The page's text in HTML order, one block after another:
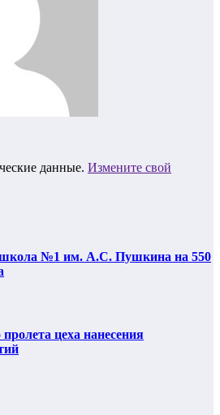
данные. Измените свой
школа №1 им. А.С. Пушкина на 550
цеха нанесения